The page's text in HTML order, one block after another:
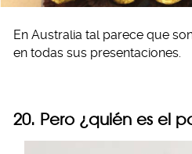
En Australia tal parece que
en todas sus presentaciones.
20. Pero ¿quién es el